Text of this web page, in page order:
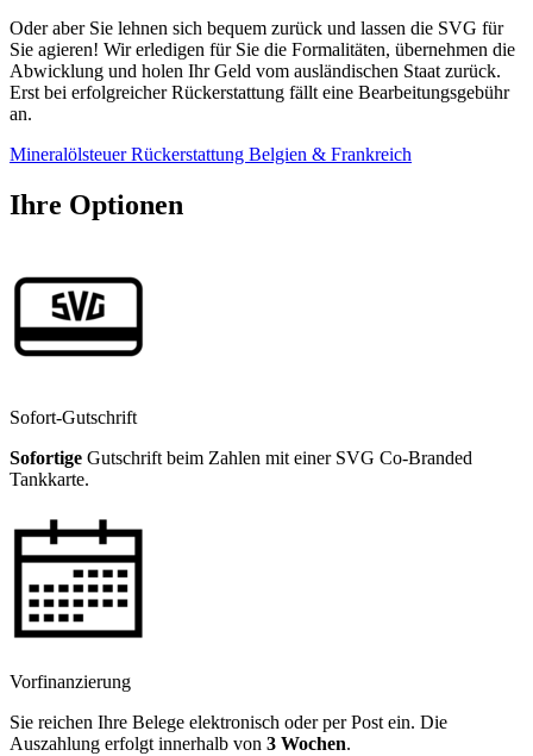
Oder aber Sie lehnen sich bequem zurück und lassen die SVG für
Sie agieren! Wir erledigen für Sie die Formalitäten, übernehmen die
Abwicklung und holen Ihr Geld vom ausländischen Staat zurück.
Erst bei erfolgreicher Rückerstattung fällt eine Bearbeitungsgebühr
an.
Mineralölsteuer Rückerstattung Belgien & Frankreich
Ihre Optionen
Sofort-Gutschrift
Sofortige Gutschrift beim Zahlen mit einer SVG Co-Branded
Tankkarte.
Vorfinanzierung
Sie reichen Ihre Belege elektronisch oder per Post ein. Die
Auszahlung erfolgt innerhalb von 3 Wochen.